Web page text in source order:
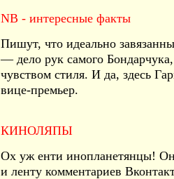
NB - интересные факты
Пишут, что идеально
— дело рук самого
чувством стиля. И да, здесь
вице-премьер.
КИНОЛЯПЫ
Ох уж енти инопланетянцы!
и ленту комментариев